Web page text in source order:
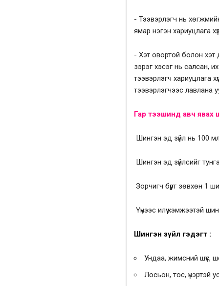
- Тээвэрлэгч нь
ямар нэгэн хариуцлага
- Хэт овортой болон хэт
зэрэг хэсэг нь салсан,
тээвэрлэгч хариуцлага
тээвэрлэгчээс лавлана
Гар тээшинд авч явах
Шингэн эд зүйл нь 100
Шингэн эд зүйлсийг
Зорчигч бүрт зөвхөн 1
Үүнээс илүү хэмжээтэй
Шингэн зүйл гэдэгт :
Ундаа, жимсний шүүс,
Лосьон, тос, үнэртэй